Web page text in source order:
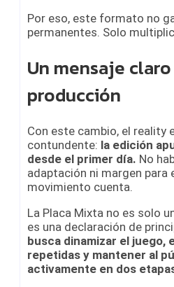
Por eso, este formato no
permanentes. Solo
Un mensaje
producción
Con este cambio, el reality
contundente: la edición
desde el primer día. No
adaptación ni margen para
movimiento cuenta.
La Placa Mixta no es solo
es una declaración de
busca dinamizar el juego,
repetidas y mantener al
activamente en dos